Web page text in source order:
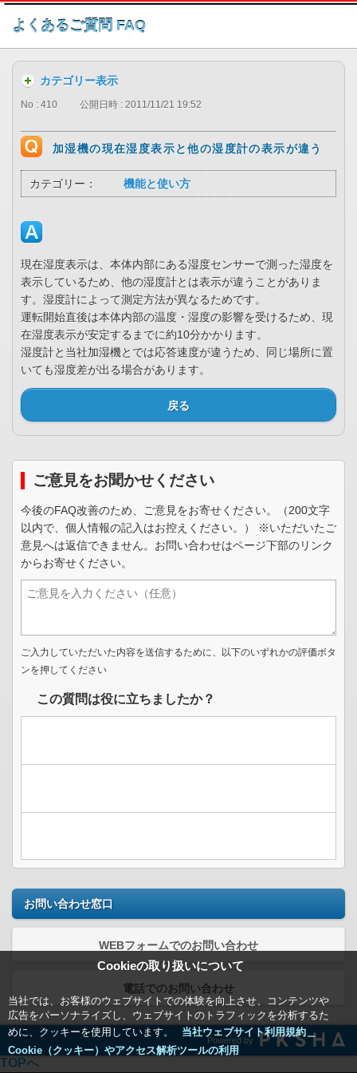
このページの本文へ
よくあるご質問 FAQ
Cookieの取り扱いについて
当社では、お客様のウェブサイトでの体験を向上させ、コンテンツや
広告をパーソナライズし、ウェブサイトのトラフィックを分析するた
めに、クッキーを使用しています。
当社ウェブサイト利用規約＿
Cookie（クッキー）やアクセス解析ツールの利用
カテゴリー表示
No : 410 公開日時 : 2011/11/21 19:52
加湿機の現在湿度表示と他の湿度計の表示が違う
カテゴリー： 機能と使い方
現在湿度表示は、本体内部にある湿度センサーで測った湿度を
表示しているため、他の湿度計とは表示が違うことがありま
す。湿度計によって測定方法が異なるためです。
運転開始直後は本体内部の温度・湿度の影響を受けるため、現
在湿度表示が安定するまでに約10分かかります。
湿度計と当社加湿機とでは応答速度が違うため、同じ場所に置
いても湿度差が出る場合があります。
戻る
ご意見をお聞かせください
今後のFAQ改善のため、ご意見をお寄せください。（200文字
以内で、個人情報の記入はお控えください。） ※いただいたご
意見へは返信できません。お問い合わせはページ下部のリンク
からお寄せください。
ご入力していただいた内容を送信するために、以下のいずれかの評価ボタ
ンを押してください
この質問は役に立ちましたか？
お問い合わせ窓口
WEBフォームでのお問い合わせ
電話でのお問い合わせ
Powered by
TOPへ